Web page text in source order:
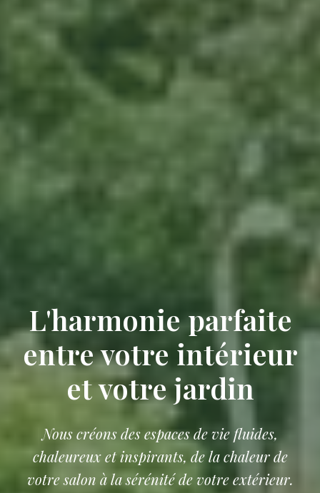
L'harmonie parfaite
entre votre intérieur
et votre jardin
Nous créons des espaces de vie fluides,
chaleureux et inspirants, de la chaleur de
votre salon à la sérénité de votre extérieur.